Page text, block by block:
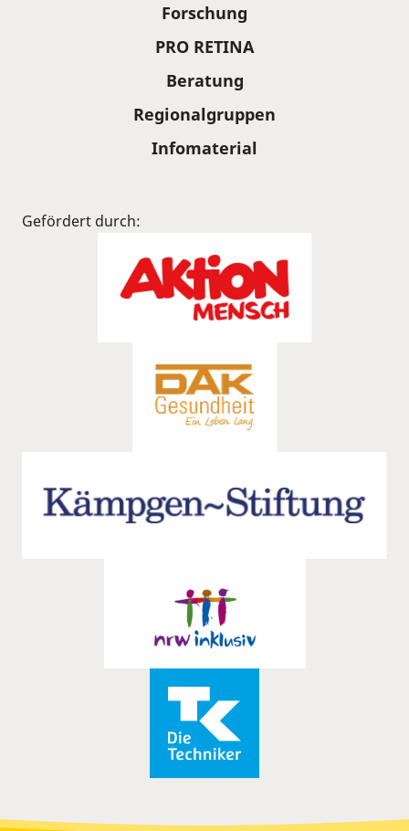
Forschung
PRO RETINA
Beratung
Regionalgruppen
Infomaterial
Gefördert durch: